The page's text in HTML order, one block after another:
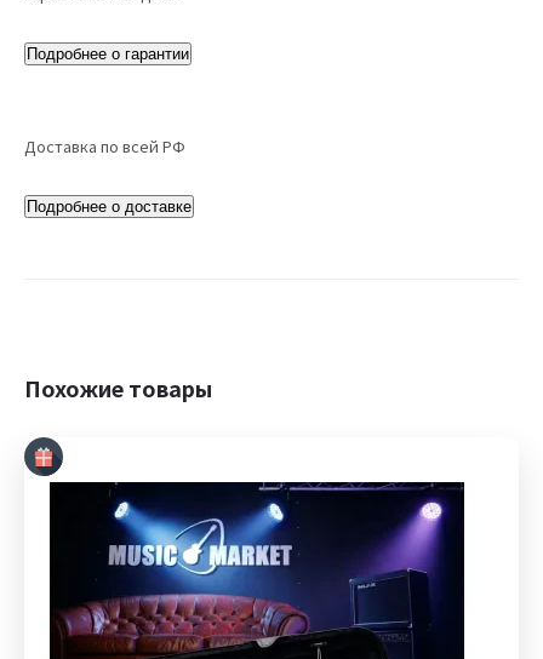
Подробнее о гарантии
Доставка по всей РФ
Подробнее о доставке
Похожие товары